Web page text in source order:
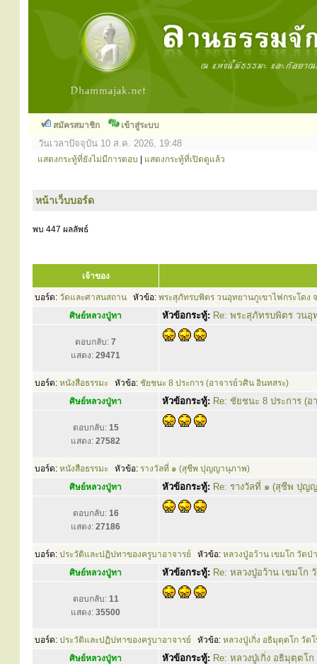
สมัครสมาชิก เข้าสู่ระบบ
วันเวลาปัจจุบัน 10 ส.ค. 2026, 19:48
แสดงกระทู้ที่ยังไม่มีการตอบ แสดงกระทู้ที่เปิดดูแล้ว
หน้าเว็บบอร์ด
พบ 447 ผลลัพธ์
เจ้าของ
บอร์ด: วัดและศาสนสถาน หัวข้อ: พระสุภัทรบพิตร วนอุทยานภูเขาไฟกระโดง
ศิษย์หลวงปู่ทา
หัวข้อกระทู้: Re: พระสุภัทรบพิตร วนอุ
ตอบกลับ: 7
แสดง: 29471
บอร์ด: หนังสือธรรมะ หัวข้อ: ชัยชนะ 8 ประการ (อาจารย์วศิน อินทสระ)
ศิษย์หลวงปู่ทา
หัวข้อกระทู้: Re: ชัยชนะ 8 ประการ (
ตอบกลับ: 15
แสดง: 27582
บอร์ด: หนังสือธรรมะ หัวข้อ: รางวัลที่ ๑ (สุชีพ ปุญญานุภาพ)
ศิษย์หลวงปู่ทา
หัวข้อกระทู้: Re: รางวัลที่ ๑ (สุชีพ ปุญ
ตอบกลับ: 16
แสดง: 27186
บอร์ด: ประวัติและปฏิปทาของครูบาอาจารย์ หัวข้อ: หลวงปู่อว้าน เขมโก วัด
ศิษย์หลวงปู่ทา
หัวข้อกระทู้: Re: หลวงปู่อว้าน เขมโ
ตอบกลับ: 11
แสดง: 35500
บอร์ด: ประวัติและปฏิปทาของครูบาอาจารย์ หัวข้อ: หลวงปู่เกิ่ง อธิมุตฺตโก วัด
ศิษย์หลวงปู่ทา
หัวข้อกระทู้: Re: หลวงปู่เกิ่ง อธิมุตฺต